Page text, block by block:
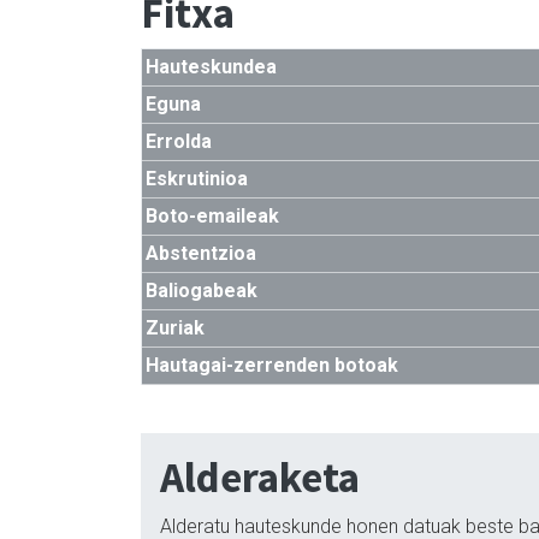
Fitxa
Hauteskundea
Eguna
Errolda
Eskrutinioa
Boto-emaileak
Abstentzioa
Baliogabeak
Zuriak
Hautagai-zerrenden botoak
Alderaketa
Alderatu hauteskunde honen datuak beste